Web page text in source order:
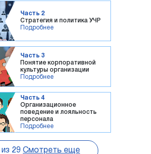
Часть 2
Стратегия и политика УЧР
Подробнее
Часть 3
Понятие корпоративной
культуры организации
Подробнее
Часть 4
Организационное
поведение и лояльность
персонала
Подробнее
из 29 Смотреть еще